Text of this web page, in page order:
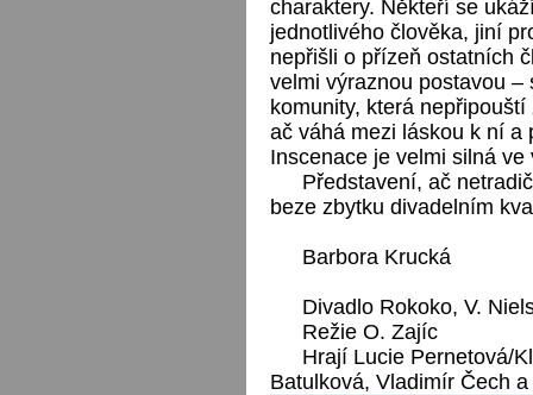
charaktery. Někteří se
jednotlivého člověka, jiní
nepřišli o přízeň ostatních
velmi výraznou postavou
komunity, která
ač váhá mezi láskou k ní a
Inscenace je velmi silná
Představení, ač
beze zbytku divadelním
Barbora Krucká
Divadlo Rokoko, V.
Režie O. Zajíc
Hrají Lucie Pernetová/
Batulková, Vladimír Čech